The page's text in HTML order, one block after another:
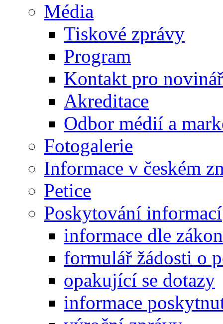
Média
Tiskové zprávy
Program
Kontakt pro
Akreditace
Odbor médií a
Fotogalerie
Informace v českém
Petice
Poskytování informací
informace dle
formulář žádosti o
opakující se dotazy
informace